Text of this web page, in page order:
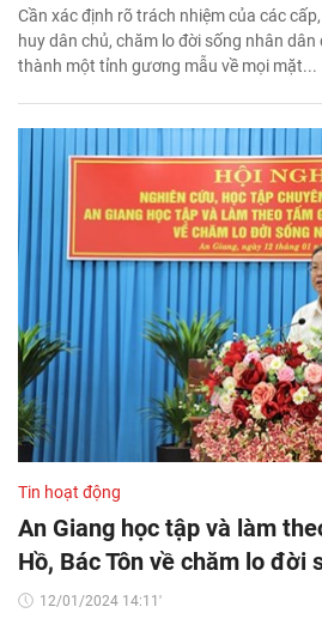
Cần xác định rõ trách nhiệm của các
huy dân chủ, chăm lo đời sống nhân dân
thành một tỉnh gương mẫu về mọi mặt...
Tin hoạt động
An Giang học tập và làm
Hồ, Bác Tôn về chăm lo đời
12/01/2024 14:11'